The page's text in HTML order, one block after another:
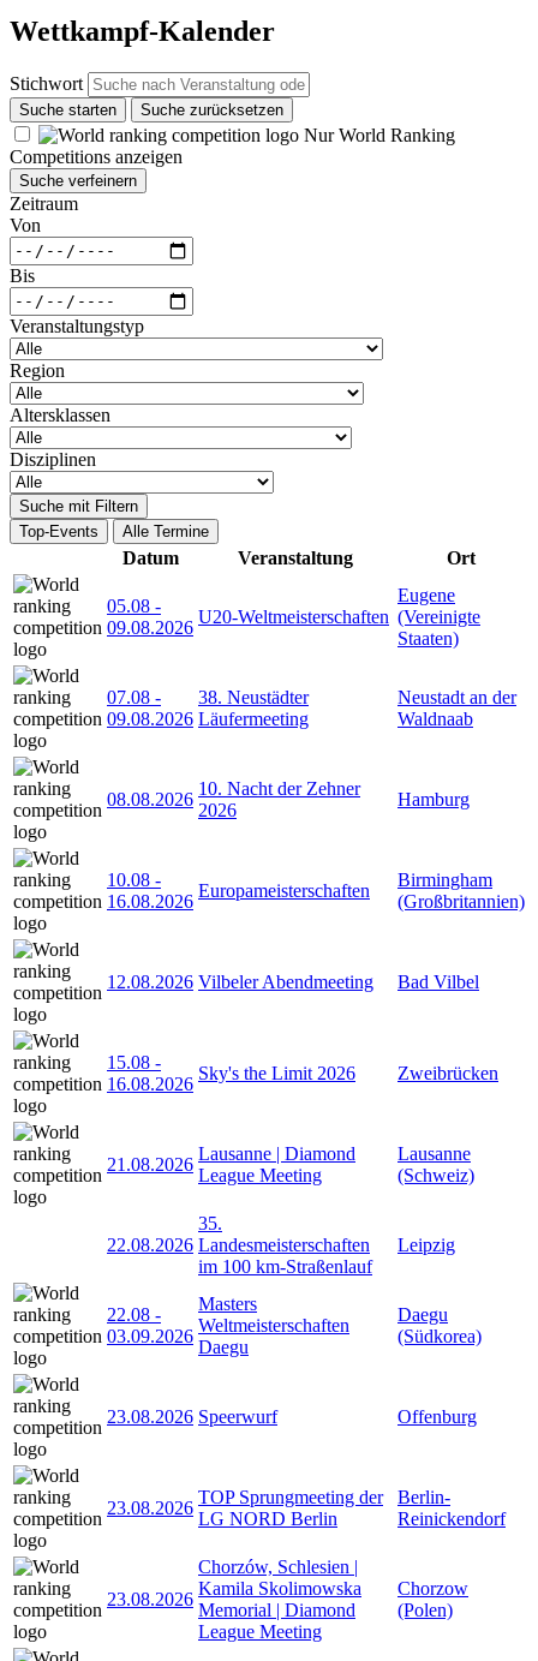
Wettkampf-Kalender
Stichwort
Suche starten Suche zurücksetzen
Nur World Ranking
Competitions anzeigen
Suche verfeinern
Zeitraum
Von
Bis
Veranstaltungstyp
Region
Altersklassen
Disziplinen
Suche mit Filtern
Top-Events
Alle Termine
Datum Veranstaltung Ort
05.08 -
09.08.2026
U20-Weltmeisterschaften
Eugene
(Vereinigte
Staaten)
07.08 -
09.08.2026
38. Neustädter
Läufermeeting
Neustadt an der
Waldnaab
08.08.2026
10. Nacht der Zehner
2026
Hamburg
10.08 -
16.08.2026
Europameisterschaften
Birmingham
(Großbritannien)
12.08.2026 Vilbeler Abendmeeting Bad Vilbel
15.08 -
16.08.2026
Sky's the Limit 2026 Zweibrücken
21.08.2026
Lausanne | Diamond
League Meeting
Lausanne
(Schweiz)
22.08.2026
35.
Landesmeisterschaften
im 100 km-Straßenlauf
Leipzig
22.08 -
03.09.2026
Masters
Weltmeisterschaften
Daegu
Daegu
(Südkorea)
23.08.2026 Speerwurf Offenburg
23.08.2026
TOP Sprungmeeting der
LG NORD Berlin
Berlin-
Reinickendorf
23.08.2026
Chorzów, Schlesien |
Kamila Skolimowska
Memorial | Diamond
League Meeting
Chorzow
(Polen)